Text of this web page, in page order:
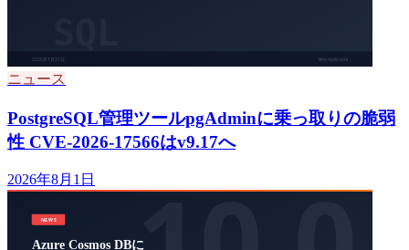
ニュース
PostgreSQL管理ツールpgAdminに乗っ取りの脆弱
性 CVE-2026-17566はv9.17へ
2026年8月1日